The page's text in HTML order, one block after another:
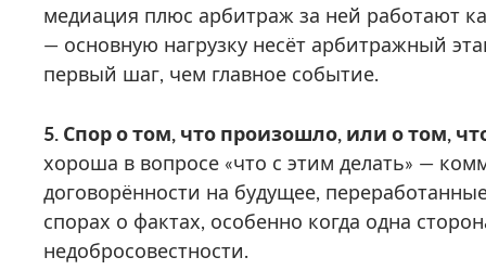
медиация плюс арбитраж за ней работают
— основную нагрузку несёт арбитражный
первый шаг, чем главное событие.
5. Спор о том, что произошло, или о том,
хороша в вопросе «что с этим делать» —
договорённости на будущее,
спорах о фактах, особенно когда одна
недобросовестности.